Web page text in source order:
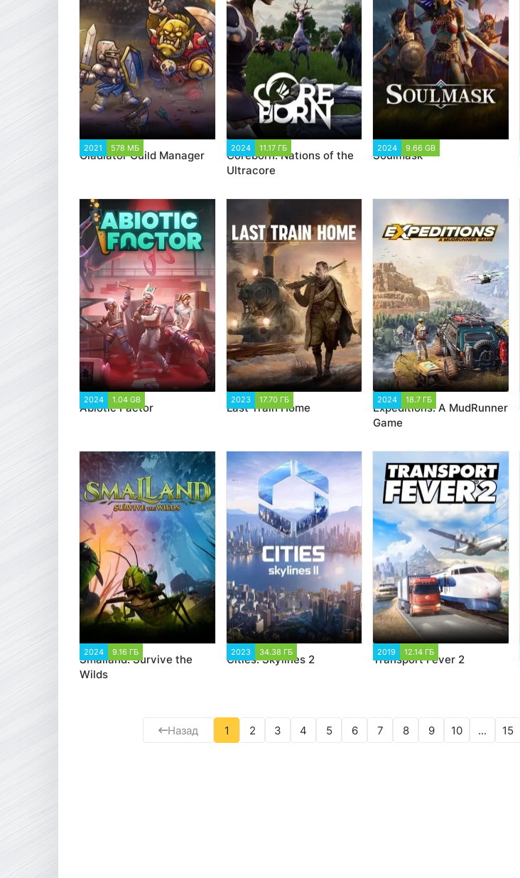
2021 578 МБ
Gladiator Guild Manager
2024 11.17 ГБ
Coreborn: Nations of the
Ultracore
2024 9.66 GB
Soulmask
2024 1.04 GB
Abiotic Factor
2023 17.70 ГБ
Last Train Home
2024 18.7 ГБ
Expeditions: A MudRunner
Game
2024 9.16 ГБ
Smalland: Survive the
Wilds
2023 34.38 ГБ
Cities: Skylines 2
2019 12.14 ГБ
Transport Fever 2
Назад 1 2 3 4 5 6 7 8 9 10 ... 15